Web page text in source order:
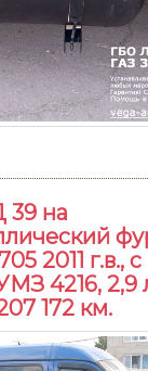
39 на
2011 г.в., с
4216, 2,9
172 км.